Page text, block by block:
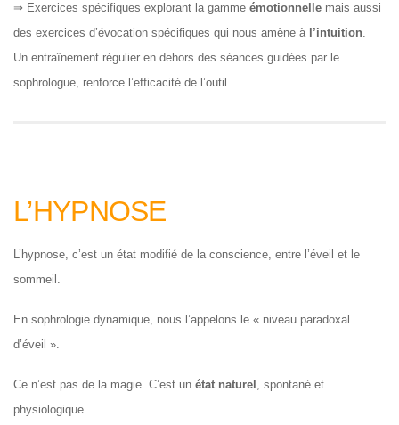
⇒ Exercices spécifiques explorant la gamme émotionnelle mais aussi
des exercices d’évocation spécifiques qui nous amène à l’intuition.
Un entraînement régulier en dehors des séances guidées par le
sophrologue, renforce l’efficacité de l’outil.
L’HYPNOSE
L’hypnose, c’est un état modifié de la conscience, entre l’éveil et le
sommeil.
En sophrologie dynamique, nous l’appelons le « niveau paradoxal
d’éveil ».
Ce n’est pas de la magie. C’est un état naturel
, spontané et
physiologique.